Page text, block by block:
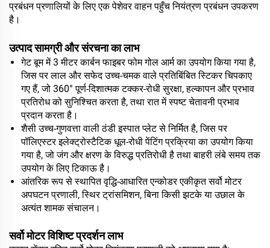
प्रबंधन प्रणालियों के लिए एक पेशेवर वाहन पहुँच नियंत्रण प्रबंधन उपकरण
है।
उत्पाद सामग्री और संरचना का लाभ
गेट बूम में 3 मीटर कार्बन फाइबर फोम गोल आर्म का उपयोग किया गया है,
जिस पर लाल और सफेद उच्च-चमक वाले प्रतिबिंबित स्टिकर चिपकाए
गए हैं, जो 360° पूर्ण-दिशात्मक टक्कर-रोधी सुरक्षा, हल्कापन और प्रभाव
प्रतिरोध को सुनिश्चित करता है, तथा रात में स्पष्ट चेतावनी प्रभाव
प्रदान करता है।
शैसी उच्च-गुणवत्ता वाली ठंडी इस्पात प्लेट से निर्मित है, जिस पर
पॉलिएस्टर इलेक्ट्रोस्टैटिक धूल-रोधी पेंटिंग प्रक्रिया का उपयोग किया
गया है, जो जंग और क्षरण के विरुद्ध प्रतिरोधी है तथा बाहरी लंबे समय तक
उपयोग के लिए टिकाऊ है।
आंतरिक रूप से स्थापित वृद्धि-आधारित एन्कोडर एकीकृत सर्वो मोटर
अपघटन प्रणाली, स्थिर ट्रांसमिशन, बिना किसी झटके या उछाल के
अत्यंत शामक संचालन।
सर्वो मोटर विशिष्ट प्रदर्शन लाभ